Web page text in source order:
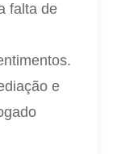
falta de
e